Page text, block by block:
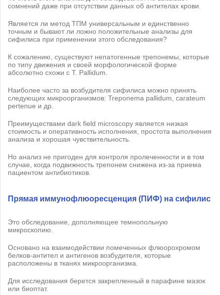
сомнений даже при отсутствии данных об антителах крови.
Является ли метод ТПМ универсальным и единственно
точным и бывают ли ложно положительные анализы для
сифилиса при применении этого обследования?
К сожалению, существуют непатогенные трепонемы, которые
по типу движения и своей морфологической форме
абсолютно схожи с T. Pallidum.
Наиболее часто за возбудителя сифилиса можно принять
следующих микроорганизмов: Treponema pallidum, carateum
pertenue и др.
Преимуществами dark field microscopy является низкая
стоимость и оперативность исполнения, простота выполнения
анализа и хорошая чувствительность.
Но анализ не пригоден для контроля пролеченности и в том
случае, когда подвижность трепонем снижена из-за приема
пациентом антибиотиков.
Прямая иммунофлюоресценция (ПИФ) на сифилис
Это обследование, дополняющее темнопольную
микроскопию.
Основано на взаимодействии помеченных флюорохромом
белков-антител и антигенов возбудителя, которые
расположены в тканях микроорганизма.
Для исследования берется закрепленный в парафине мазок
или биоптат.